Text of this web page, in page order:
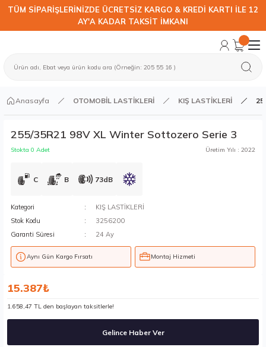
TÜM SİPARİŞLERİNİZDE ÜCRETSİZ KARGO & KREDİ KARTI İLE 12
AY'A KADAR TAKSİT İMKANI
Anasayfa OTOMOBİL LASTİKLERİ KIŞ LASTİKLERİ
255/35R21 98V XL Winter Sottozero Serie 3
Stokta 0 Adet Üretim Yılı : 2022
C B 73dB
Kategori
KIŞ LASTİKLERİ
Stok Kodu
3256200
Garanti Süresi
24 Ay
Aynı Gün Kargo Fırsatı Montaj Hizmeti
15.387₺
1.658,47 TL den başlayan taksitlerle!
Gelince Haber Ver